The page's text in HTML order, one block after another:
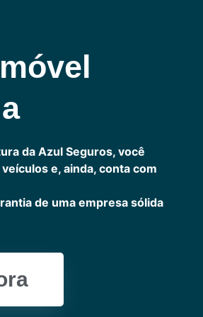
da Azul Seguros, você
e, ainda, conta com
de uma empresa sólida